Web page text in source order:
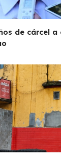
de cárcel